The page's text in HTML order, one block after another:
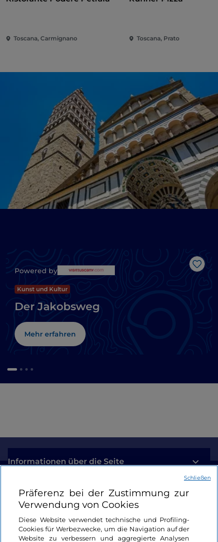
Toscana, Carmignano Toscana, Prato
Like
Powered by
Kunst und Kultur
Der Jakobsweg
Mehr erfahren
Informationen über die Seite
Nützliche Links
Login
Bleiben wir in Kontakt
Präferenz bei der Zustimmung zur
Verwendung von Cookies
Diese Website verwendet technische und Profiling-
Cookies für Werbezwecke, um die Navigation auf der
Website zu verbessern und aggregierte Analysen
Schließen